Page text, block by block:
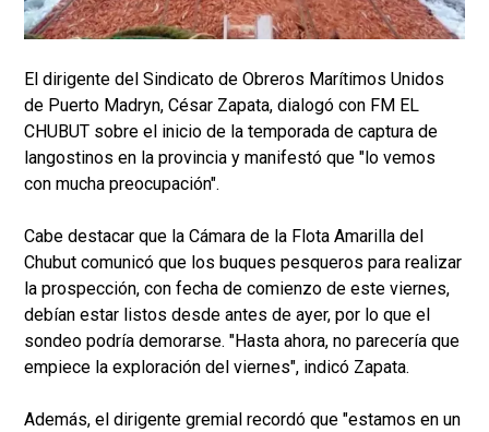
El dirigente del Sindicato de Obreros Marítimos Unidos
de Puerto Madryn, César Zapata, dialogó con FM EL
CHUBUT sobre el inicio de la temporada de captura de
langostinos en la provincia y manifestó que "lo vemos
con mucha preocupación".
Cabe destacar que la Cámara de la Flota Amarilla del
Chubut comunicó que los buques pesqueros para realizar
la prospección, con fecha de comienzo de este viernes,
debían estar listos desde antes de ayer, por lo que el
sondeo podría demorarse. "Hasta ahora, no parecería que
empiece la exploración del viernes", indicó Zapata.
Además, el dirigente gremial recordó que "estamos en un